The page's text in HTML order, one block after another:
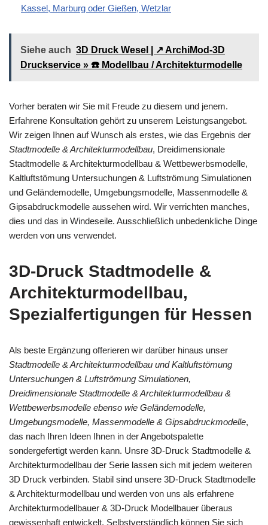
Kassel, Marburg oder Gießen, Wetzlar
Siehe auch 3D Druck Wesel | ↗️ ArchiMod-3D
Druckservice » ☎️ Modellbau / Architekturmodelle
Vorher beraten wir Sie mit Freude zu diesem und jenem.
Erfahrene Konsultation gehört zu unserem Leistungsangebot.
Wir zeigen Ihnen auf Wunsch als erstes, wie das Ergebnis der
Stadtmodelle & Architekturmodellbau, Dreidimensionale
Stadtmodelle & Architekturmodellbau & Wettbewerbsmodelle,
Kaltluftstömung Untersuchungen & Luftströmung Simulationen
und Geländemodelle, Umgebungsmodelle, Massenmodelle &
Gipsabdruckmodelle aussehen wird. Wir verrichten manches,
dies und das in Windeseile. Ausschließlich unbedenkliche Dinge
werden von uns verwendet.
3D-Druck Stadtmodelle &
Architekturmodellbau,
Spezialfertigungen für Hessen
Als beste Ergänzung offerieren wir darüber hinaus unser
Stadtmodelle & Architekturmodellbau und Kaltluftstömung
Untersuchungen & Luftströmung Simulationen,
Dreidimensionale Stadtmodelle & Architekturmodellbau &
Wettbewerbsmodelle ebenso wie Geländemodelle,
Umgebungsmodelle, Massenmodelle & Gipsabdruckmodelle,
das nach Ihren Ideen Ihnen in der Angebotspalette
sondergefertigt werden kann. Unsre 3D-Druck Stadtmodelle &
Architekturmodellbau der Serie lassen sich mit jedem weiteren
3D Druck verbinden. Stabil sind unsere 3D-Druck Stadtmodelle
& Architekturmodellbau und werden von uns als erfahrene
Architekturmodellbauer & 3D-Druck Modellbauer überaus
gewissenhaft entwickelt. Selbstverständlich können Sie sich